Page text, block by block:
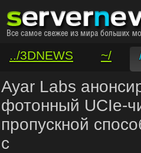
../3DNEWS ~/
/VAR/CONTACT
Ayar Labs
фотонный UCIe-
пропускной
с